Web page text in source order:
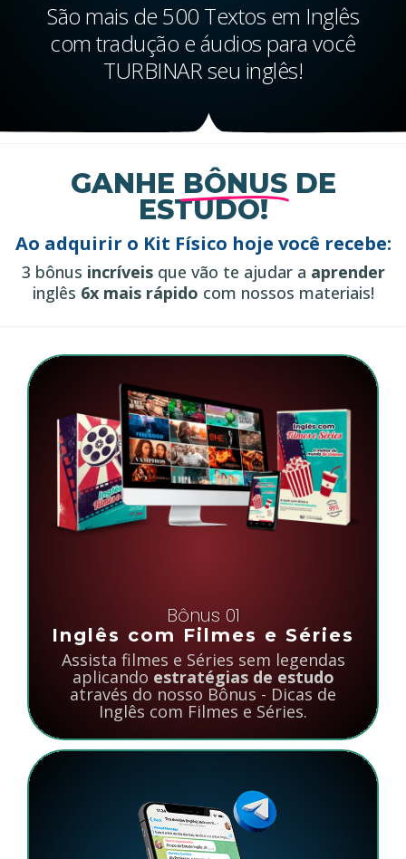
São mais de 500 Textos em Inglês
com tradução e áudios para você
TURBINAR seu inglês!
GANHE BÔNUSDE
ESTUDO!
Ao adquirir o Kit Físico hoje você recebe:
3 bônus incríveis que vão te ajudar a aprender
inglês 6x mais rápido com nossos materiais!
Bônus 01
Inglês com Filmes e Séries
Assista filmes e Séries sem legendas
aplicando estratégias de estudo
através do nosso Bônus - Dicas de
Inglês com Filmes e Séries.